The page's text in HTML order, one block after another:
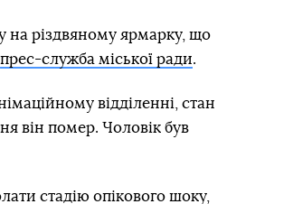
на різдвяному ярмарку, що
прес-служба міської ради.
відділенні, стан
він помер. Чоловік був
стадію опікового шоку,